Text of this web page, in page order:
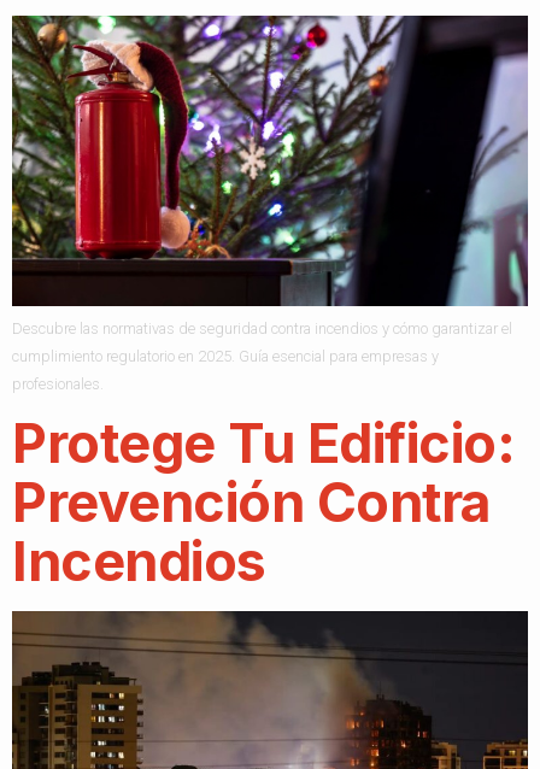
Descubre las normativas de seguridad contra incendios y cómo garantizar el
cumplimiento regulatorio en 2025. Guía esencial para empresas y
profesionales.
Protege Tu Edificio:
Prevención Contra
Incendios